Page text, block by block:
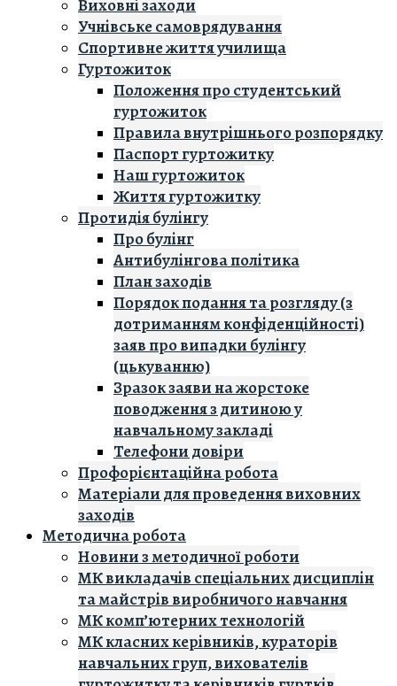
Виховні заходи
Учнівське самоврядування
Спортивне життя училища
Гуртожиток
Положення про студентський
гуртожиток
Правила внутрішнього розпорядку
Паспорт гуртожитку
Наш гуртожиток
Життя гуртожитку
Протидія булінгу
Про булінг
Антибулінгова політика
План заходів
Порядок подання та розгляду (з
дотриманням конфіденційності)
заяв про випадки булінгу
(цькуванню)
Зразок заяви на жорстоке
поводження з дитиною у
навчальному закладі
Телефони довіри
Профорієнтаційна робота
Матеріали для проведення виховних
заходів
Методична робота
Новини з методичної роботи
МК викладачів спеціальних дисциплін
та майстрів виробничого навчання
МК комп’ютерних технологій
МК класних керівників, кураторів
навчальних груп, вихователів